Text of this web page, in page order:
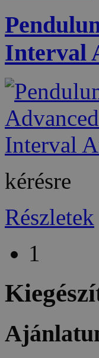
Interval
kérésre
Részletek
1